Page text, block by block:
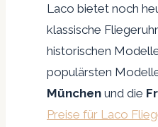
Laco bietet noch
klassische
historischen
populärsten
München und die
Preise für Laco